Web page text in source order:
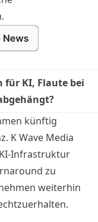
für KI, Flaute bei
künftig
. K Wave Media
Infrastruktur
zu
weiterhin